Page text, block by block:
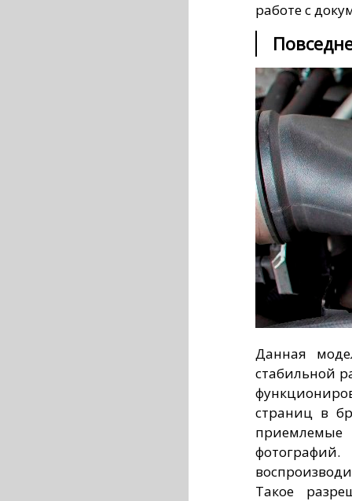
работе с
Данная
стабильной
страниц в
Такое